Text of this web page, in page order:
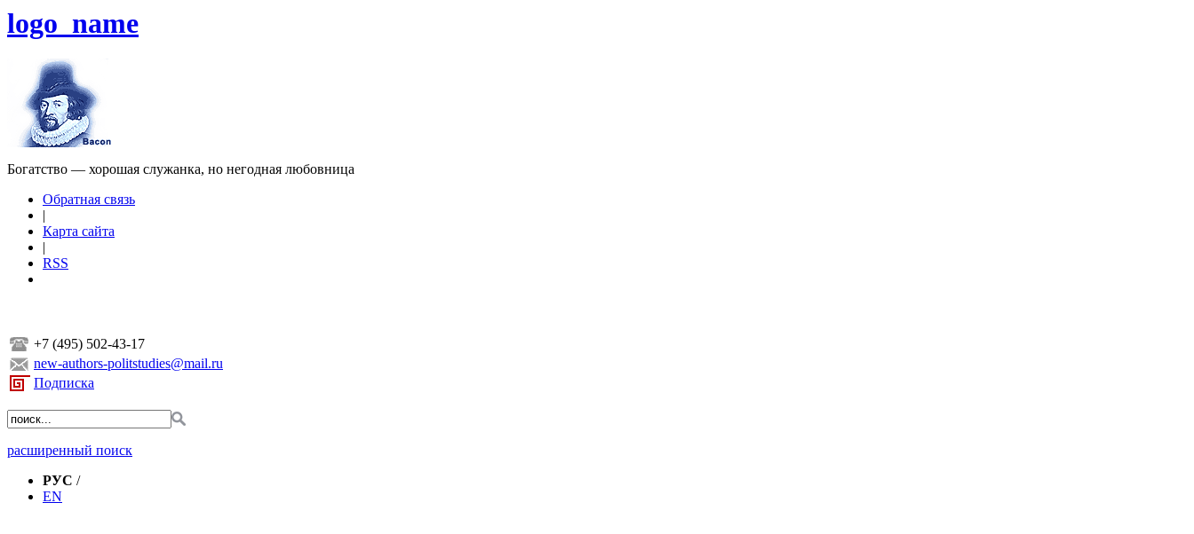
logo_name
Богатство — хорошая служанка, но негодная любовница
Обратная связь
|
Карта сайта
|
RSS
+7 (495) 502-43-17
new-authors-politstudies@mail.ru
Подписка
расширенный поиск
РУС /
EN